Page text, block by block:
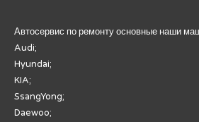
Автосервис по ремонту основные наши
Audi;
Hyundai;
KIA;
SsangYong;
Daewoo;